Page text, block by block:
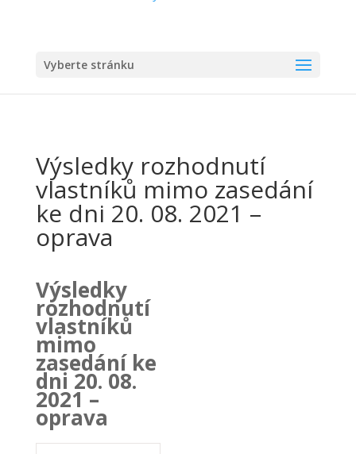
Vyberte stránku
Výsledky rozhodnutí
vlastníků mimo zasedání
ke dni 20. 08. 2021 –
oprava
Výsledky
rozhodnutí
vlastníků
mimo
zasedání ke
dni 20. 08.
2021 –
oprava